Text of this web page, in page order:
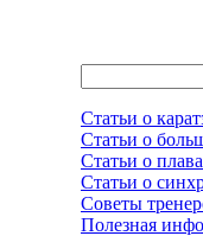
Статьи о
Статьи о
Статьи о
Статьи о
Советы
Полезная